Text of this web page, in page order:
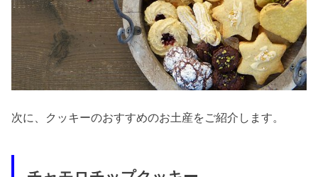
次に、クッキーのおすすめのお土産をご紹介します。